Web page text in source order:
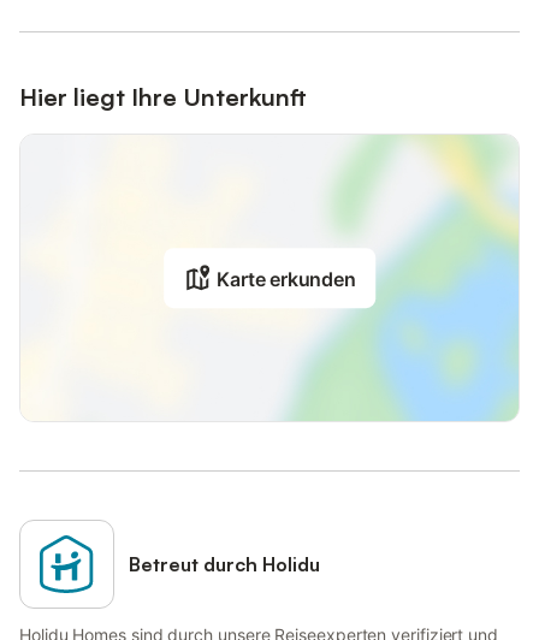
Hier liegt Ihre Unterkunft
Karte erkunden
Betreut durch Holidu
Holidu Homes sind durch unsere Reiseexperten verifiziert und